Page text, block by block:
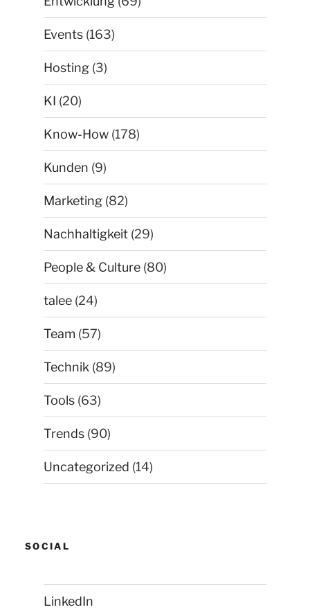
Events (163)
Hosting (3)
KI (20)
Know-How (178)
Kunden (9)
Marketing (82)
Nachhaltigkeit (29)
People & Culture (80)
talee (24)
Team (57)
Technik (89)
Tools (63)
Trends (90)
Uncategorized (14)
SOCIAL
LinkedIn